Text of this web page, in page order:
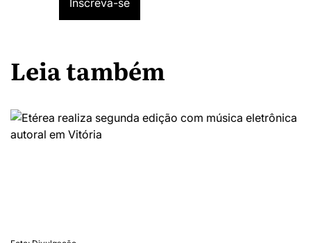
Leia também